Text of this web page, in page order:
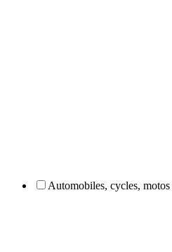
Automobiles, cycles, motos